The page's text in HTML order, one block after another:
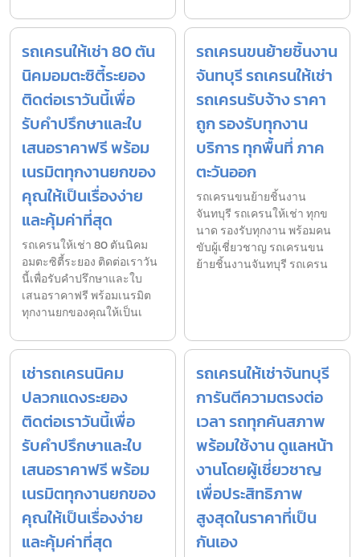
รถเครนให้เช่า 80 ตัน
นิคมอมตะซิตี้ระยอง
ติดต่อเราวันนี้เพื่อ
รับคำปรึกษาและใบ
เสนอราคาฟรี พร้อม
เนรมิตทุกงานยกของ
คุณให้เป็นเรื่องง่าย
และคุ้มค่าที่สุด
รถเครนให้เช่า 80 ตันนิคม
อมตะซิตี้ระยอง ติดต่อเราวัน
นี้เพื่อรับคำปรึกษาและใบ
เสนอราคาฟรี พร้อมเนรมิต
ทุกงานยกของคุณให้เป็นเ
รถเครนขนย้ายชิ้นงาน
จันทบุรี รถเครนให้เช่า
รถเครนรับจ้าง ราคา
ถูก รองรับทุกงาน
บริการ ทุกพื้นที่ ภาค
ตะวันออก
รถเครนขนย้ายชิ้นงาน
จันทบุรี รถเครนให้เช่า ทุกข
นาด รองรับทุกงาน พร้อมคน
ขับผู้เชี่ยวชาญ รถเครนขน
ย้ายชิ้นงานจันทบุรี รถเครน
เช่ารถเครนนิคม
ปลวกแดงระยอง
ติดต่อเราวันนี้เพื่อ
รับคำปรึกษาและใบ
เสนอราคาฟรี พร้อม
เนรมิตทุกงานยกของ
คุณให้เป็นเรื่องง่าย
และคุ้มค่าที่สุด
รถเครนให้เช่าจันทบุรี
การันตีความตรงต่อ
เวลา รถทุกคันสภาพ
พร้อมใช้งาน ดูแลหน้า
งานโดยผู้เชี่ยวชาญ
เพื่อประสิทธิภาพ
สูงสุดในราคาที่เป็น
กันเอง